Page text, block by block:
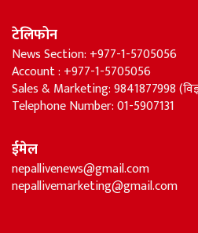
टेलिफोन
News Section: +977-1-5705056
Account : +977-1-5705056
Sales & Marketing: 9841877998
Telephone Number: 01-5907131
ईमेल
nepallivenews@gmail.com
nepallivemarketing@gmail.com